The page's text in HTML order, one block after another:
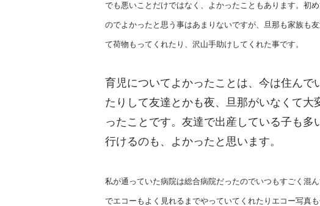
でも悪いことだけではなく、よかったこともあります。初
のでよかったと思う事はあまりないですが、旦那も家族も
て荷物もってくれたり、沢山手助けしてくれた事です。
育児についてよかったことは、今は住ん
たりして友達とかも夜、旦那がいなくて
ったことです。友達で出産している子も
行けるのも、よかったと思います。
私が通っていた病院は総合病院だったのでいつもすごく混
でエコーもよく見れるまでやっていてくれたりエコー写真